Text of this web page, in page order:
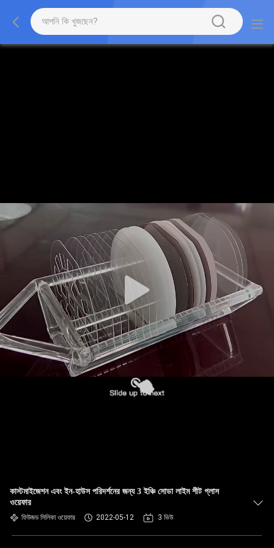
কাস্টমাইজেশন এবং ইন-হাউস পরিদর্শনের জন্য 3 ইঞ্চি সোডা লাইম শীট গ্লাস
ওয়েফার
ফিউজড সিলিকা ওয়েফার 2022-05-12 3 ভিউ